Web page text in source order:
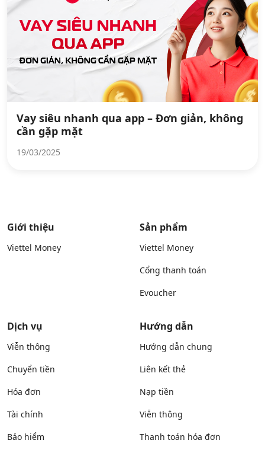
Vay siêu nhanh qua app – Đơn giản, không
cần gặp mặt
19/03/2025
Giới thiệu
Viettel Money
Sản phẩm
Viettel Money
Cổng thanh toán
Evoucher
Dịch vụ
Viễn thông
Chuyển tiền
Hóa đơn
Tài chính
Bảo hiểm
Hướng dẫn
Hướng dẫn chung
Liên kết thẻ
Nạp tiền
Viễn thông
Thanh toán hóa đơn